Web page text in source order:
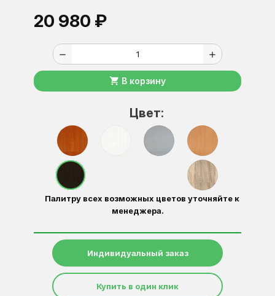
20 980 ₽
remove add
shopping_cart В корзину
Цвет:
Палитру всех возможных цветов уточняйте к
менеджера.
Индивидуальный заказ
Купить в один клик